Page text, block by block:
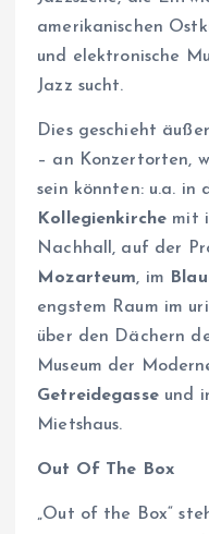
amerikanischen
und elektronische
Jazz sucht.
Dies geschieht
– an Konzertorten,
sein könnten: u.a. in
Kollegienkirche mit
Nachhall, auf der
Mozarteum, im
engstem Raum im
über den Dächern
Museum der
Getreidegasseund
Mietshaus.
Out Of The Box
„Out of the Box“